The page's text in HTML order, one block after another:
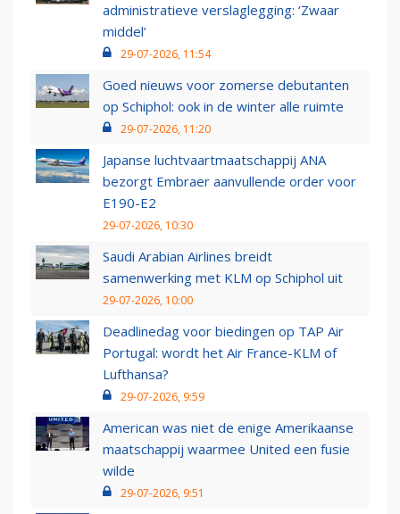
administratieve verslaglegging: ‘Zwaar
middel’
29-07-2026, 11:54
Goed nieuws voor zomerse debutanten
op Schiphol: ook in de winter alle ruimte
29-07-2026, 11:20
Japanse luchtvaartmaatschappij ANA
bezorgt Embraer aanvullende order voor
E190-E2
29-07-2026, 10:30
Saudi Arabian Airlines breidt
samenwerking met KLM op Schiphol uit
29-07-2026, 10:00
Deadlinedag voor biedingen op TAP Air
Portugal: wordt het Air France-KLM of
Lufthansa?
29-07-2026, 9:59
American was niet de enige Amerikaanse
maatschappij waarmee United een fusie
wilde
29-07-2026, 9:51